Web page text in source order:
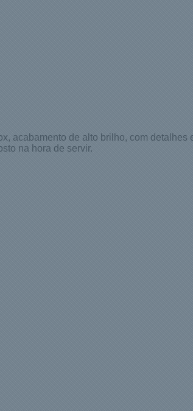
acabamento de alto brilho, com detalhes
na hora de servir.